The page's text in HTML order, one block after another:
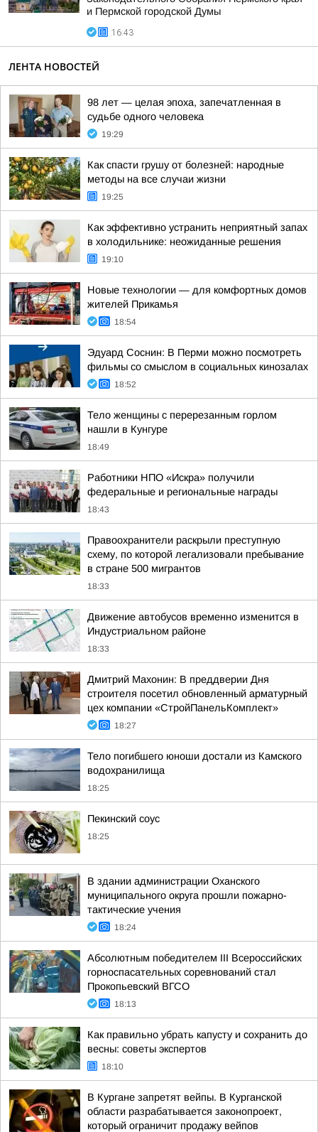
и Пермской городской Думы
16:43
ЛЕНТА НОВОСТЕЙ
98 лет — целая эпоха, запечатленная в
судьбе одного человека
19:29
Как спасти грушу от болезней: народные
методы на все случаи жизни
19:25
Как эффективно устранить неприятный запах
в холодильнике: неожиданные решения
19:10
Новые технологии — для комфортных домов
жителей Прикамья
18:54
Эдуард Соснин: В Перми можно посмотреть
фильмы со смыслом в социальных кинозалах
18:52
Тело женщины с перерезанным горлом
нашли в Кунгуре
18:49
Работники НПО «Искра» получили
федеральные и региональные награды
18:43
Правоохранители раскрыли преступную
схему, по которой легализовали пребывание
в стране 500 мигрантов
18:33
Движение автобусов временно изменится в
Индустриальном районе
18:33
Дмитрий Махонин: В преддверии Дня
строителя посетил обновленный арматурный
цех компании «СтройПанельКомплект»
18:27
Тело погибшего юноши достали из Камского
водохранилища
18:25
Пекинский соус
18:25
В здании администрации Оханского
муниципального округа прошли пожарно-
тактические учения
18:24
Абсолютным победителем III Всероссийских
горноспасательных соревнований стал
Прокопьевский ВГСО
18:13
Как правильно убрать капусту и сохранить до
весны: советы экспертов
18:10
В Кургане запретят вейпы. В Курганской
области разрабатывается законопроект,
который ограничит продажу вейпов